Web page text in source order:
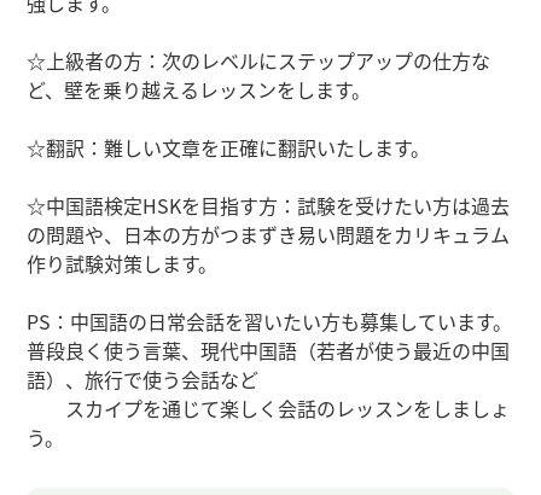
☆上級者の方：次のレベルにステップアップの仕方な
ど、壁を乗り越えるレッスンをします。
☆翻訳：難しい文章を正確に翻訳いたします。
☆中国語検定HSKを目指す方：試験を受けたい方は過去
の問題や、日本の方がつまずき易い問題をカリキュラム
作り試験対策します。
PS：中国語の日常会話を習いたい方も募集しています。
普段良く使う言葉、現代中国語（若者が使う最近の中国
語）、旅行で使う会話など
スカイプを通じて楽しく会話のレッスンをしましょ
う。